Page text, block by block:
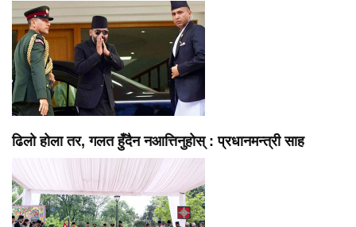
ढिलो होला तर, गलत हुँदैन नआत्तिनुहोस् : प्रधानमन्त्री साह